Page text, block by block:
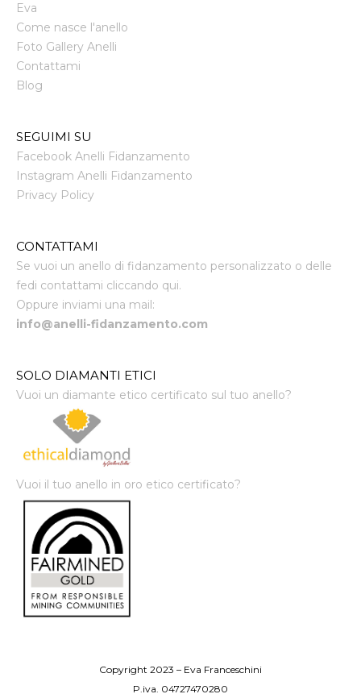
Eva
Come nasce l'anello
Foto Gallery Anelli
Contattami
Blog
SEGUIMI SU
Facebook Anelli Fidanzamento
Instagram Anelli Fidanzamento
Privacy Policy
CONTATTAMI
Se vuoi un anello di fidanzamento personalizzato o delle
fedi contattami cliccando qui.
Oppure inviami una mail:
info@anelli-fidanzamento.com
SOLO DIAMANTI ETICI
Vuoi un diamante etico certificato sul tuo anello?
Vuoi il tuo anello in oro etico certificato?
Copyright 2023 – Eva Franceschini
P.iva. 04727470280